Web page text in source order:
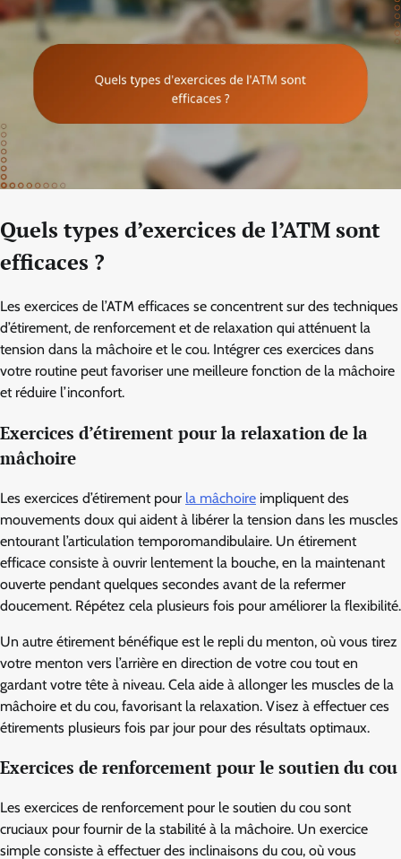
Quels types d’exercices de l’ATM sont
efficaces ?
Les exercices de l’ATM efficaces se concentrent sur des techniques
d’étirement, de renforcement et de relaxation qui atténuent la
tension dans la mâchoire et le cou. Intégrer ces exercices dans
votre routine peut favoriser une meilleure fonction de la mâchoire
et réduire l’inconfort.
Exercices d’étirement pour la relaxation de la
mâchoire
Les exercices d’étirement pour la mâchoire impliquent des
mouvements doux qui aident à libérer la tension dans les muscles
entourant l’articulation temporomandibulaire. Un étirement
efficace consiste à ouvrir lentement la bouche, en la maintenant
ouverte pendant quelques secondes avant de la refermer
doucement. Répétez cela plusieurs fois pour améliorer la flexibilité.
Un autre étirement bénéfique est le repli du menton, où vous tirez
votre menton vers l’arrière en direction de votre cou tout en
gardant votre tête à niveau. Cela aide à allonger les muscles de la
mâchoire et du cou, favorisant la relaxation. Visez à effectuer ces
étirements plusieurs fois par jour pour des résultats optimaux.
Exercices de renforcement pour le soutien du cou
Les exercices de renforcement pour le soutien du cou sont
cruciaux pour fournir de la stabilité à la mâchoire. Un exercice
simple consiste à effectuer des inclinaisons du cou, où vous